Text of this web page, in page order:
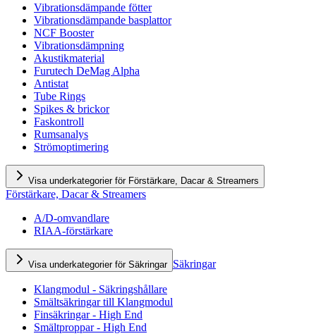
Vibrationsdämpande fötter
Vibrationsdämpande basplattor
NCF Booster
Vibrationsdämpning
Akustikmaterial
Furutech DeMag Alpha
Antistat
Tube Rings
Spikes & brickor
Faskontroll
Rumsanalys
Strömoptimering
Visa underkategorier för Förstärkare, Dacar & Streamers
Förstärkare, Dacar & Streamers
A/D-omvandlare
RIAA-förstärkare
Visa underkategorier för Säkringar Säkringar
Klangmodul - Säkringshållare
Smältsäkringar till Klangmodul
Finsäkringar - High End
Smältproppar - High End